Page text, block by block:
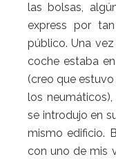
las bolsas,
express por
público. Una
coche estaba
(creo que
los
se introdujo en
mismo edificio.
con uno de mis